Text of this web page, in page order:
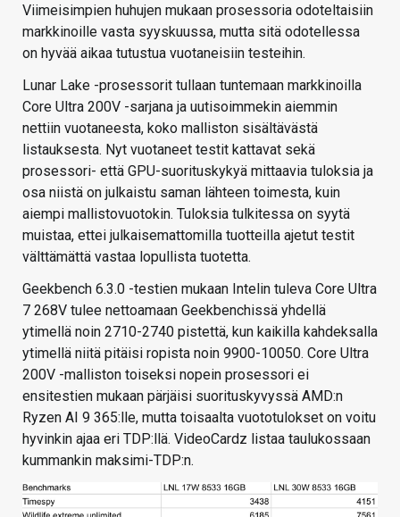
Viimeisimpien huhujen mukaan prosessoria odoteltaisiin
markkinoille vasta syyskuussa, mutta sitä odotellessa
on hyvää aikaa tutustua vuotaneisiin testeihin.
Lunar Lake -prosessorit tullaan tuntemaan markkinoilla
Core Ultra 200V -sarjana ja uutisoimmekin aiemmin
nettiin vuotaneesta, koko malliston sisältävästä
listauksesta. Nyt vuotaneet testit kattavat sekä
prosessori- että GPU-suorituskykyä mittaavia tuloksia ja
osa niistä on julkaistu saman lähteen toimesta, kuin
aiempi mallistovuotokin. Tuloksia tulkitessa on syytä
muistaa, ettei julkaisemattomilla tuotteilla ajetut testit
välttämättä vastaa lopullista tuotetta.
Geekbench 6.3.0 -testien mukaan Intelin tuleva Core Ultra
7 268V tulee nettoamaan Geekbenchissä yhdellä
ytimellä noin 2710-2740 pistettä, kun kaikilla kahdeksalla
ytimellä niitä pitäisi ropista noin 9900-10050. Core Ultra
200V -malliston toiseksi nopein prosessori ei
ensitestien mukaan pärjäisi suorituskyvyssä AMD:n
Ryzen AI 9 365:lle, mutta toisaalta vuototulokset on voitu
hyvinkin ajaa eri TDP:llä. VideoCardz listaa taulukossaan
kummankin maksimi-TDP:n.